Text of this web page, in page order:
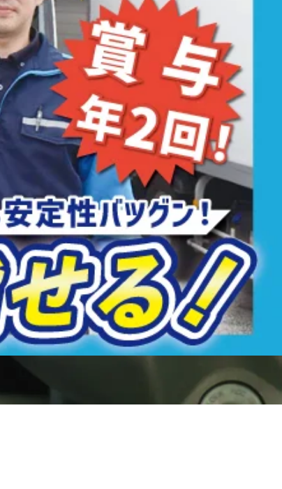
能！給与アップを狙えます！
慮しております
ので、事前にご相談ください！ - 慶弔
あり ◆ 残業手当あり ◆ 休日出勤手当あり ◆ 交通